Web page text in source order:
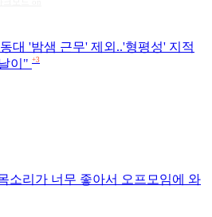
대 '밤샘 근무' 제외..'형평성' 지적
이" +3
소리가 너무 좋아서 오프모임에 와